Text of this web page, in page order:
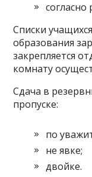
согласно
Списки
образования
закрепляется
комнату
Сдача в
пропуске:
по
не явке;
двойке.